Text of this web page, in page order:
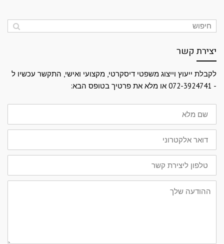
יצירת קשר
לקבלת ייעוץ וייצוג משפטי דיסקרטי, מקצועי ואישי, התקשר עכשיו ל
- 072-3924741 או מלא את פרטיך בטופס הבא:
שם
מלא
דואר
אלקטרוני
טלפון
ליצירת
קשר
ההודעה
שלך